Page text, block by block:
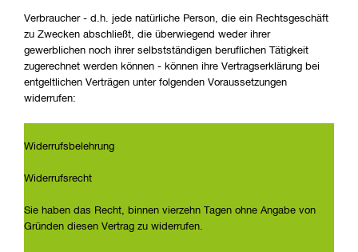
Verbraucher - d.h. jede natürliche Person, die ein Rechtsgeschäft
zu Zwecken abschließt, die überwiegend weder ihrer
gewerblichen noch ihrer selbstständigen beruflichen Tätigkeit
zugerechnet werden können - können ihre Vertragserklärung bei
entgeltlichen Verträgen unter folgenden Voraussetzungen
widerrufen:
Widerrufsbelehrung
Widerrufsrecht
Sie haben das Recht, binnen vierzehn Tagen ohne Angabe von
Gründen diesen Vertrag zu widerrufen.